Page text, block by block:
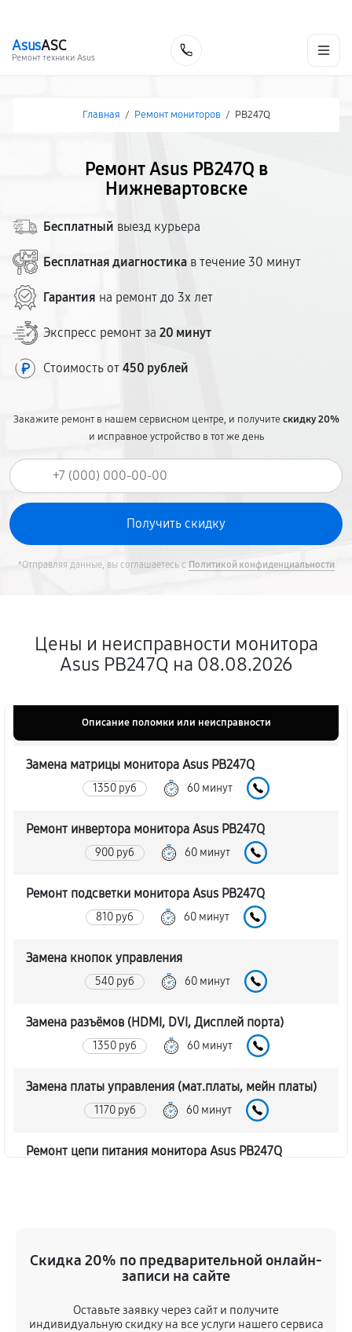
AsusASC
Ремонт техники Asus
Главная / Ремонт мониторов / PB247Q
Ремонт Asus PB247Q в
Нижневартовске
Бесплатный выезд курьера
Бесплатная диагностика в течение 30 минут
Гарантия на ремонт до 3х лет
Экспресс ремонт за 20 минут
Стоимость от 450 рублей
Закажите ремонт в нашем сервисном центре, и получитескидку 20%
и исправное устройство в тот же день
*Отправляя данные, вы соглашаетесь с Политикой конфиденциальности
Цены и неисправности монитора
Asus PB247Q на 08.08.2026
Описание поломки или неисправности
Замена матрицы монитора Asus PB247Q
1350 руб 60 минут
Ремонт инвертора монитора Asus PB247Q
900 руб 60 минут
Ремонт подсветки монитора Asus PB247Q
810 руб 60 минут
Замена кнопок управления
540 руб 60 минут
Замена разъёмов (HDMI, DVI, Дисплей порта)
1350 руб 60 минут
Замена платы управления (мат.платы, мейн платы)
1170 руб 60 минут
Ремонт цепи питания монитора Asus PB247Q
Замена лампы подсветки
60 минут
Скидка 20% по предварительной онлайн-
записи на сайте
Оставьте заявку через сайт и получите
индивидуальную скидку на все услуги нашего сервиса